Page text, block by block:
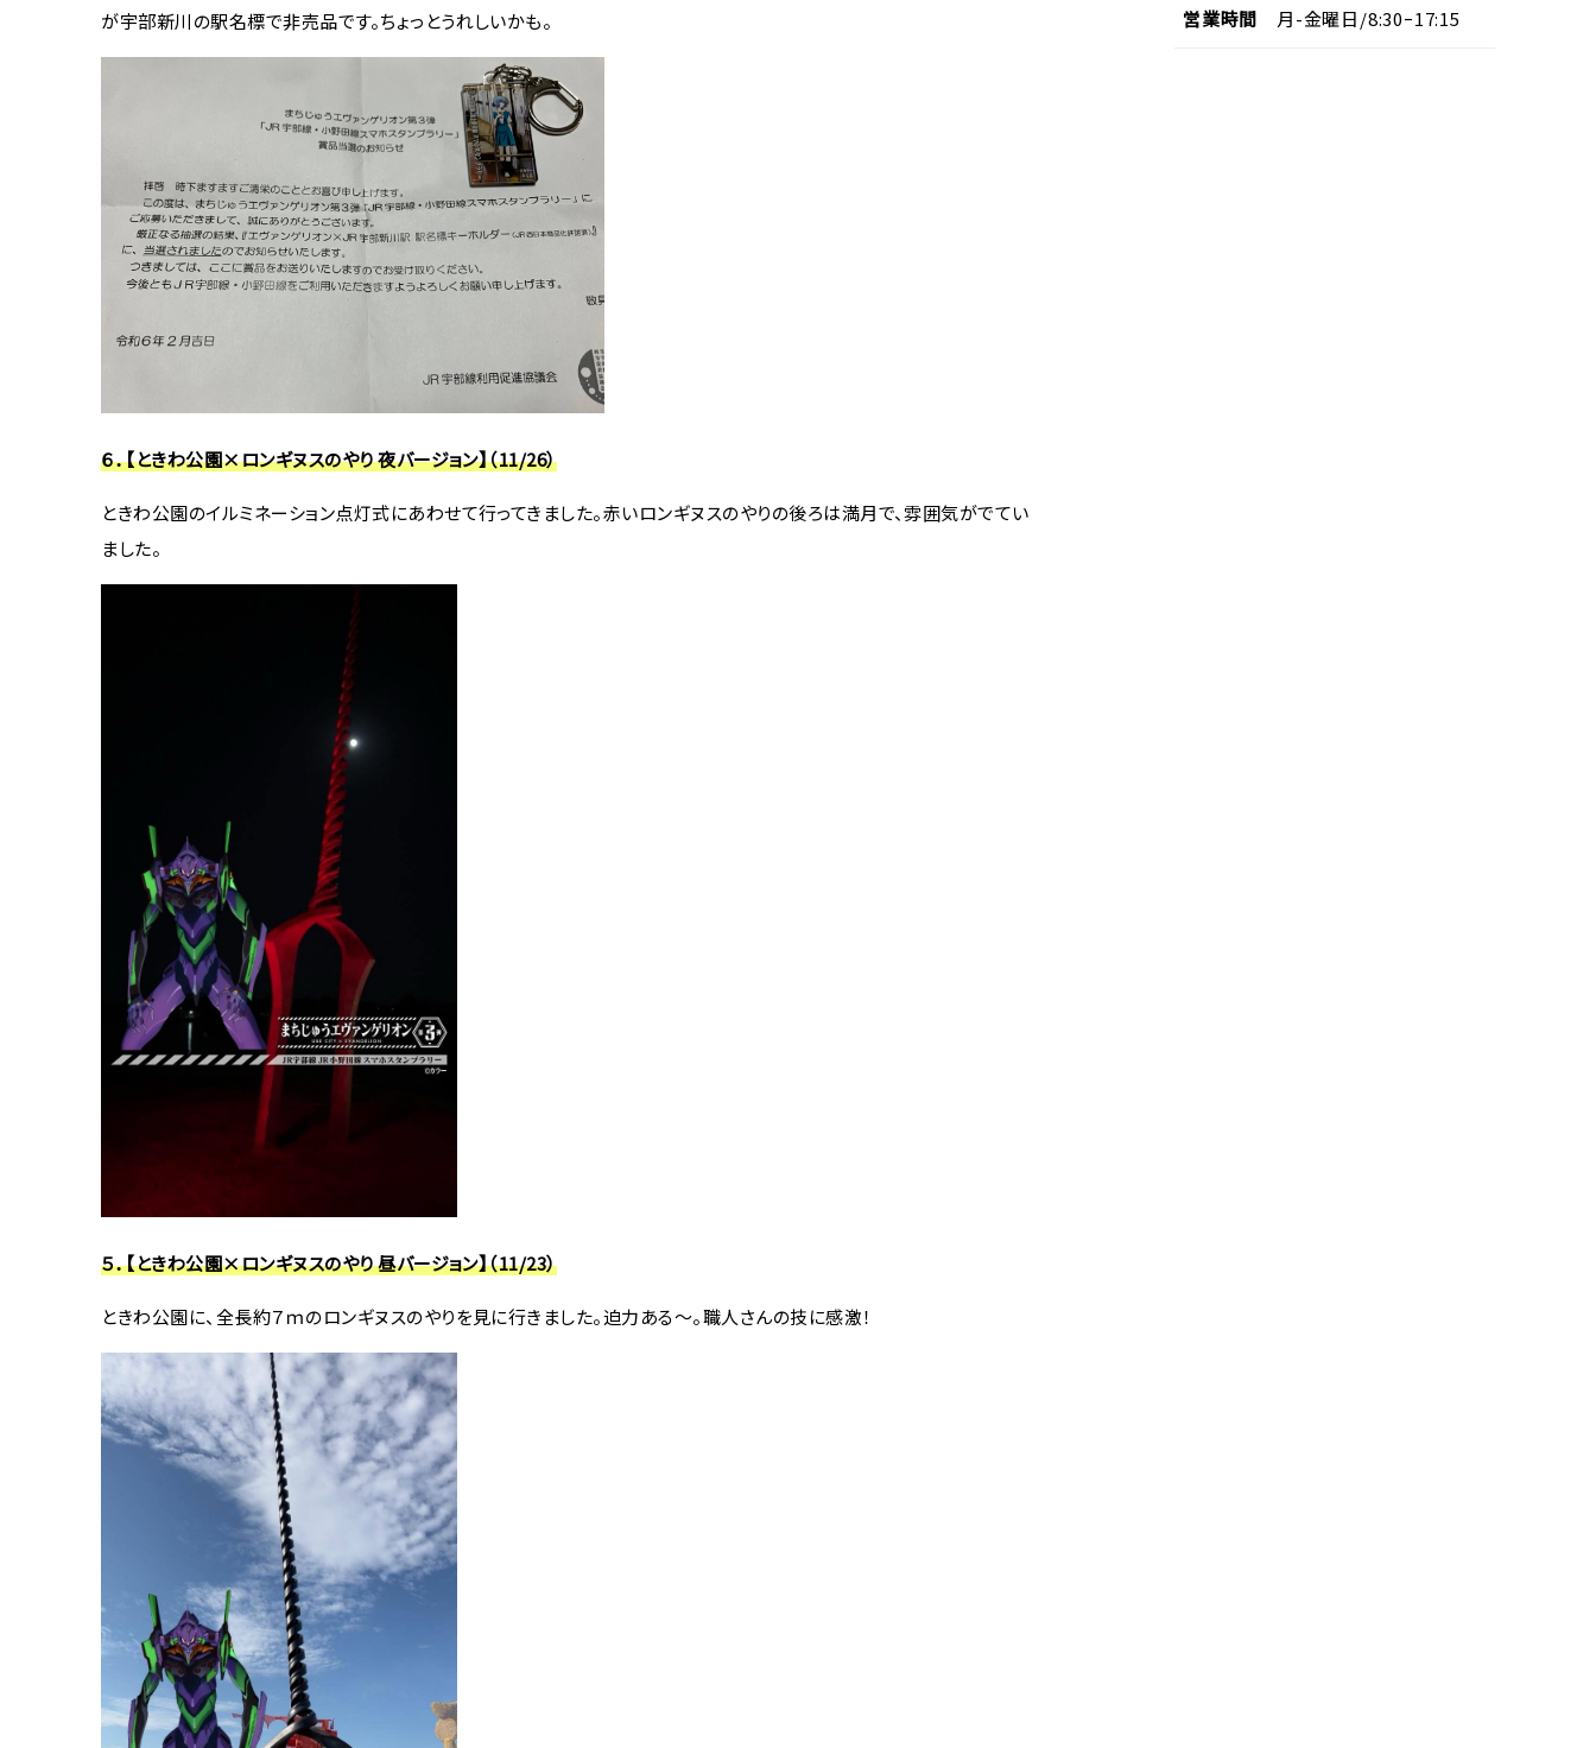
が宇部新川の駅名標で非売品です。ちょっとうれしいかも。
６．【ときわ公園×ロンギヌスのやり 夜バージョン】（11/26）
ときわ公園のイルミネーション点灯式にあわせて行ってきました。赤いロンギヌスのやりの後ろは満月で、雰囲気がでてい
ました。
５．【ときわ公園×ロンギヌスのやり 昼バージョン】（11/23）
ときわ公園に、全長約７ｍのロンギヌスのやりを見に行きました。迫力ある～。職人さんの技に感激！
営業時間 月-金曜日/8:30ｰ17:15